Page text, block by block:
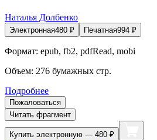
Наталья Долбенко
Электронная480 ₽ Печатная994 ₽
Формат: epub, fb2, pdfRead, mobi
Объем: 276 бумажных стр.
Подробнее
Пожаловаться
Читать фрагмент
Купить электронную — 480 ₽